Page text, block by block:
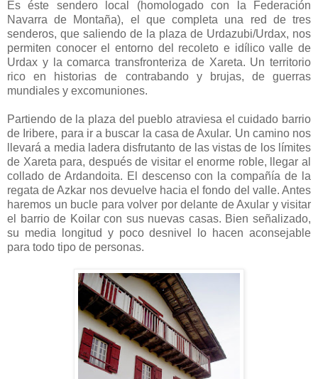
Es éste sendero local (homologado con la Federación
Navarra de Montaña), el que completa una red de tres
senderos, que saliendo de la plaza de Urdazubi/Urdax, nos
permiten conocer el entorno del recoleto e idílico valle de
Urdax y la comarca transfronteriza de Xareta. Un territorio
rico en historias de contrabando y brujas, de guerras
mundiales y excomuniones.
Partiendo de la plaza del pueblo atraviesa el cuidado barrio
de Iribere, para ir a buscar la casa de Axular. Un camino nos
llevará a media ladera disfrutanto de las vistas de los límites
de Xareta para, después de visitar el enorme roble, llegar al
collado de Ardandoita. El descenso con la compañía de la
regata de Azkar nos devuelve hacia el fondo del valle. Antes
haremos un bucle para volver por delante de Axular y visitar
el barrio de Koilar con sus nuevas casas. Bien señalizado,
su media longitud y poco desnivel lo hacen aconsejable
para todo tipo de personas.